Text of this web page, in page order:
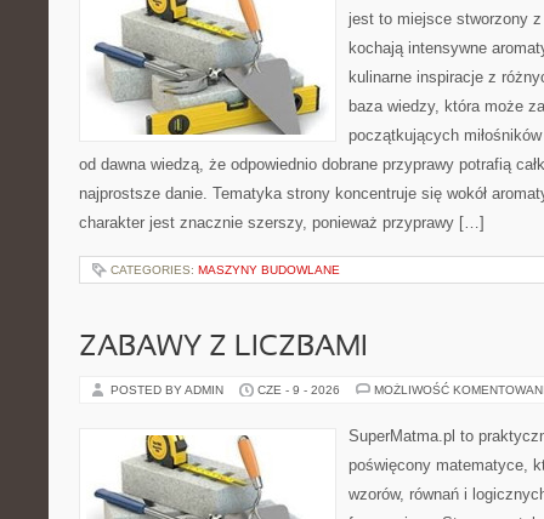
jest to miejsce stworzony
kochają intensywne
kulinarne inspiracje z
baza wiedzy, która może
początkujących
od dawna wiedzą, że odpowiednio dobrane przyprawy potrafią
najprostsze danie. Tematyka strony koncentruje się wokół
charakter jest znacznie szerszy, ponieważ przyprawy […]
CATEGORIES: MASZYNY BUDOWLANE
ZABAWY Z LICZBAMI
POSTED BY ADMIN CZE - 9 - 2026 MOŻLIWOŚĆ
SuperMatma.pl to
poświęcony matematyce,
wzorów, równań i